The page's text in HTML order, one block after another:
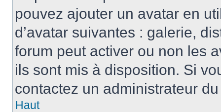
pouvez ajouter un avatar en
d’avatar suivantes : galerie,
forum peut activer ou non les
ils sont mis à disposition. Si
contactez un administrateur
Haut